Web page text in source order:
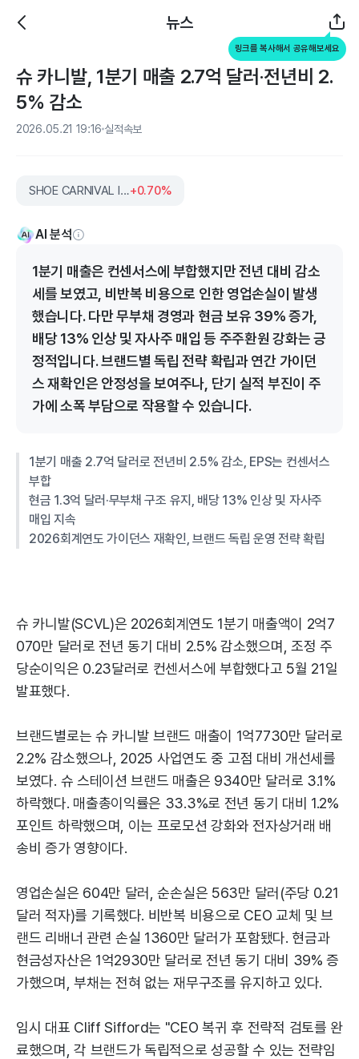
뉴스
링크를 복사해서 공유해보세요
슈 카니발, 1분기 매출 2.7억 달러‧전년비 2.
5% 감소
2026.05.21 19:16 실적속보
SHOE CARNIVAL INC+0.70%
AI 분석
1분기 매출은 컨센서스에 부합했지만 전년 대비 감소
세를 보였고, 비반복 비용으로 인한 영업손실이 발생
했습니다. 다만 무부채 경영과 현금 보유 39% 증가,
배당 13% 인상 및 자사주 매입 등 주주환원 강화는 긍
정적입니다. 브랜드별 독립 전략 확립과 연간 가이던
스 재확인은 안정성을 보여주나, 단기 실적 부진이 주
가에 소폭 부담으로 작용할 수 있습니다.
1분기 매출 2.7억 달러로 전년비 2.5% 감소, EPS는 컨센서스
부합
현금 1.3억 달러·무부채 구조 유지, 배당 13% 인상 및 자사주
매입 지속
2026회계연도 가이던스 재확인, 브랜드 독립 운영 전략 확립
슈 카니발(SCVL)은 2026회계연도 1분기 매출액이 2억7
070만 달러로 전년 동기 대비 2.5% 감소했으며, 조정 주
당순이익은 0.23달러로 컨센서스에 부합했다고 5월 21일
발표했다.
브랜드별로는 슈 카니발 브랜드 매출이 1억7730만 달러로
2.2% 감소했으나, 2025 사업연도 중 고점 대비 개선세를
보였다. 슈 스테이션 브랜드 매출은 9340만 달러로 3.1%
하락했다. 매출총이익률은 33.3%로 전년 동기 대비 1.2%
포인트 하락했으며, 이는 프로모션 강화와 전자상거래 배
송비 증가 영향이다.
영업손실은 604만 달러, 순손실은 563만 달러(주당 0.21
달러 적자)를 기록했다. 비반복 비용으로 CEO 교체 및 브
랜드 리배너 관련 손실 1360만 달러가 포함됐다. 현금과
현금성자산은 1억2930만 달러로 전년 동기 대비 39% 증
가했으며, 부채는 전혀 없는 재무구조를 유지하고 있다.
임시 대표 Cliff Sifford는 "CEO 복귀 후 전략적 검토를 완
료했으며, 각 브랜드가 독립적으로 성공할 수 있는 전략임